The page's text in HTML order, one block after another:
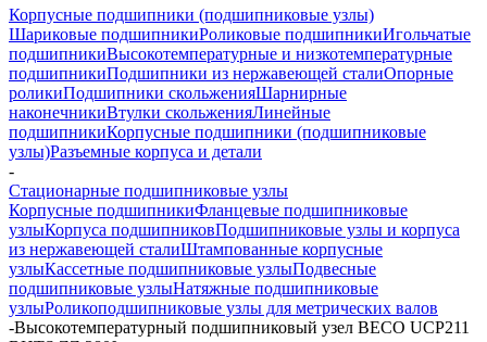
Корпусные подшипники (подшипниковые узлы)
Шариковые подшипникиРоликовые подшипникиИгольчатые
подшипникиВысокотемпературные и низкотемпературные
подшипникиПодшипники из нержавеющей сталиОпорные
роликиПодшипники скольженияШарнирные
наконечникиВтулки скольженияЛинейные
подшипникиКорпусные подшипники (подшипниковые
узлы)Разъемные корпуса и детали
-
Стационарные подшипниковые узлы
Корпусные подшипникиФланцевые подшипниковые
узлыКорпуса подшипниковПодшипниковые узлы и корпуса
из нержавеющей сталиШтампованные корпусные
узлыКассетные подшипниковые узлыПодвесные
подшипниковые узлыНатяжные подшипниковые
узлыРоликоподшипниковые узлы для метрических валов
-Высокотемпературный подшипниковый узел BECO UCP211